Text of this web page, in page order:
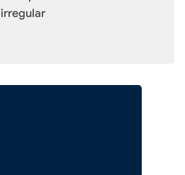
irregular